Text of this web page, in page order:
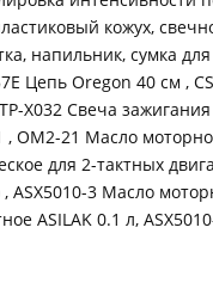
кожух,
напильник, сумка
Цепь Oregon 40 см ,
X032 Свеча
, OM2-21 Масло
для 2-тактных
, ASX5010-3 Масло
ASILAK 0.1 л,